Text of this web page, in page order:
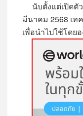
นับตั้งแต่เปิดตัว
มีนาคม 2568 เท
เพื่อนำไปใช้โดย